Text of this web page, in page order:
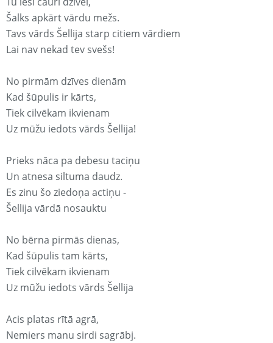
Šalks apkārt vārdu mežs.
Tavs vārds Šellija starp citiem vārdiem
Lai nav nekad tev svešs!
No pirmām dzīves dienām
Kad šūpulis ir kārts,
Tiek cilvēkam ikvienam
Uz mūžu iedots vārds Šellija!
Prieks nāca pa debesu taciņu
Un atnesa siltuma daudz.
Es zinu šo ziedoņa actiņu -
Šellija vārdā nosauktu
No bērna pirmās dienas,
Kad šūpulis tam kārts,
Tiek cilvēkam ikvienam
Uz mūžu iedots vārds Šellija
Acis platas rītā agrā,
Nemiers manu sirdi sagrābj.